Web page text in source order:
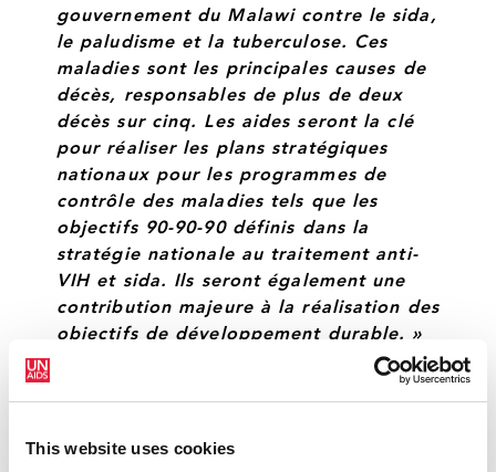
This website uses cookies
gouvernement du Malawi contre le sida,
le paludisme et la tuberculose. Ces
maladies sont les principales causes de
décès, responsables de plus de deux
décès sur cinq. Les aides seront la clé
pour réaliser les plans stratégiques
nationaux pour les programmes de
contrôle des maladies tels que les
objectifs 90-90-90 définis dans la
stratégie nationale au traitement anti-
VIH et sida. Ils seront également une
contribution majeure à la réalisation des
objectifs de développement durable. »
PETER MUTHARIKA, PRÉSIDENT DU MALAWI